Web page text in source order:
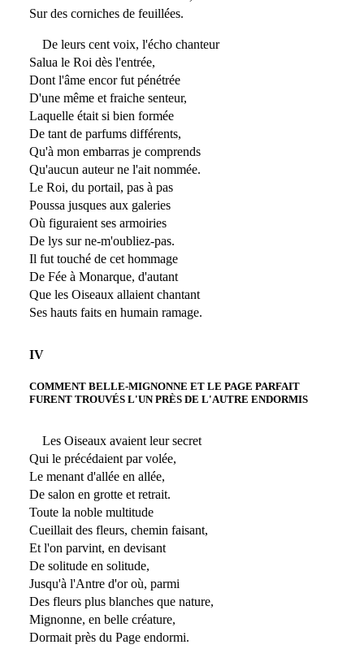
Sur des corniches de feuillées.
De leurs cent voix, l'écho chanteur
Salua le Roi dès l'entrée,
Dont l'âme encor fut pénétrée
D'une même et fraiche senteur,
Laquelle était si bien formée
De tant de parfums différents,
Qu'à mon embarras je comprends
Qu'aucun auteur ne l'ait nommée.
Le Roi, du portail, pas à pas
Poussa jusques aux galeries
Où figuraient ses armoiries
De lys sur ne-m'oubliez-pas.
Il fut touché de cet hommage
De Fée à Monarque, d'autant
Que les Oiseaux allaient chantant
Ses hauts faits en humain ramage.
IV
COMMENT BELLE-MIGNONNE ET LE PAGE PARFAIT
FURENT TROUVÉS L'UN PRÈS DE L'AUTRE ENDORMIS
Les Oiseaux avaient leur secret
Qui le précédaient par volée,
Le menant d'allée en allée,
De salon en grotte et retrait.
Toute la noble multitude
Cueillait des fleurs, chemin faisant,
Et l'on parvint, en devisant
De solitude en solitude,
Jusqu'à l'Antre d'or où, parmi
Des fleurs plus blanches que nature,
Mignonne, en belle créature,
Dormait près du Page endormi.